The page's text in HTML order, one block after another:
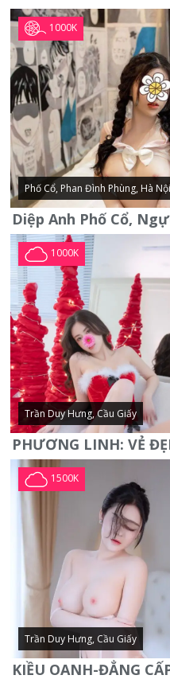
1000K
Phố Cổ, Phan Đình Phùng, Hà Nội
1000K
Trần Duy Hưng, Cầu Giấy
1500K
Trần Duy Hưng, Cầu Giấy